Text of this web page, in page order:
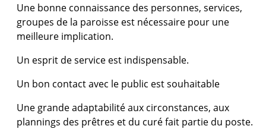
Une bonne connaissance des personnes, services,
groupes de la paroisse est nécessaire pour une
meilleure implication.
Un esprit de service est indispensable.
Un bon contact avec le public est souhaitable
Une grande adaptabilité aux circonstances, aux
plannings des prêtres et du curé fait partie du poste.